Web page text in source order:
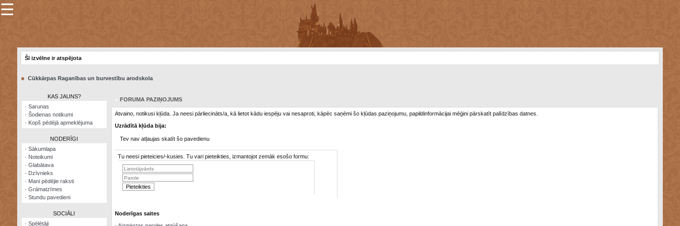
×
Šodienas
Visatcera
almanahs
☰
Šī izvēlne ir atspējota
● Cūkkārpas Raganības un burvestību arodskola
KAS JAUNS?
· Sarunas
· Šodienas notikumi
· Kopš pēdējā apmeklējuma
NODERĪGI
· Sākumlapa
· Noteikumi
· Glabātava
· Dzīvnieks
· Mani pēdējie raksti
· Grāmatzīmes
· Stundu pavedieni
SOCIĀLI
· Spēlētāji
FORUMA PAZIŅOJUMS
Atvaino, notikusi kļūda. Ja neesi pārliecināts/a, kā lietot kādu iespēju vai nesaproti, kāpēc saņēmi šo kļūdas paziņojumu, papildinformācijai mēģini pārskatīt palīdzības datnes.
Uzrādītā kļūda bija:
Tev nav atļaujas skatīt šo pavedienu
Tu neesi pieteicies/-kusies. Tu vari pieteikties, izmantojot zemāk esošo formu:
Noderīgas saites